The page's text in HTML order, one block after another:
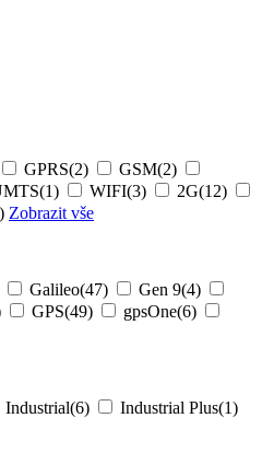
GPRS(2) GSM(2)
(1) WIFI(3) 2G(12)
Zobrazit vše
Galileo(47) Gen 9(4)
GPS(49) gpsOne(6)
Industrial(6) Industrial Plus(1)